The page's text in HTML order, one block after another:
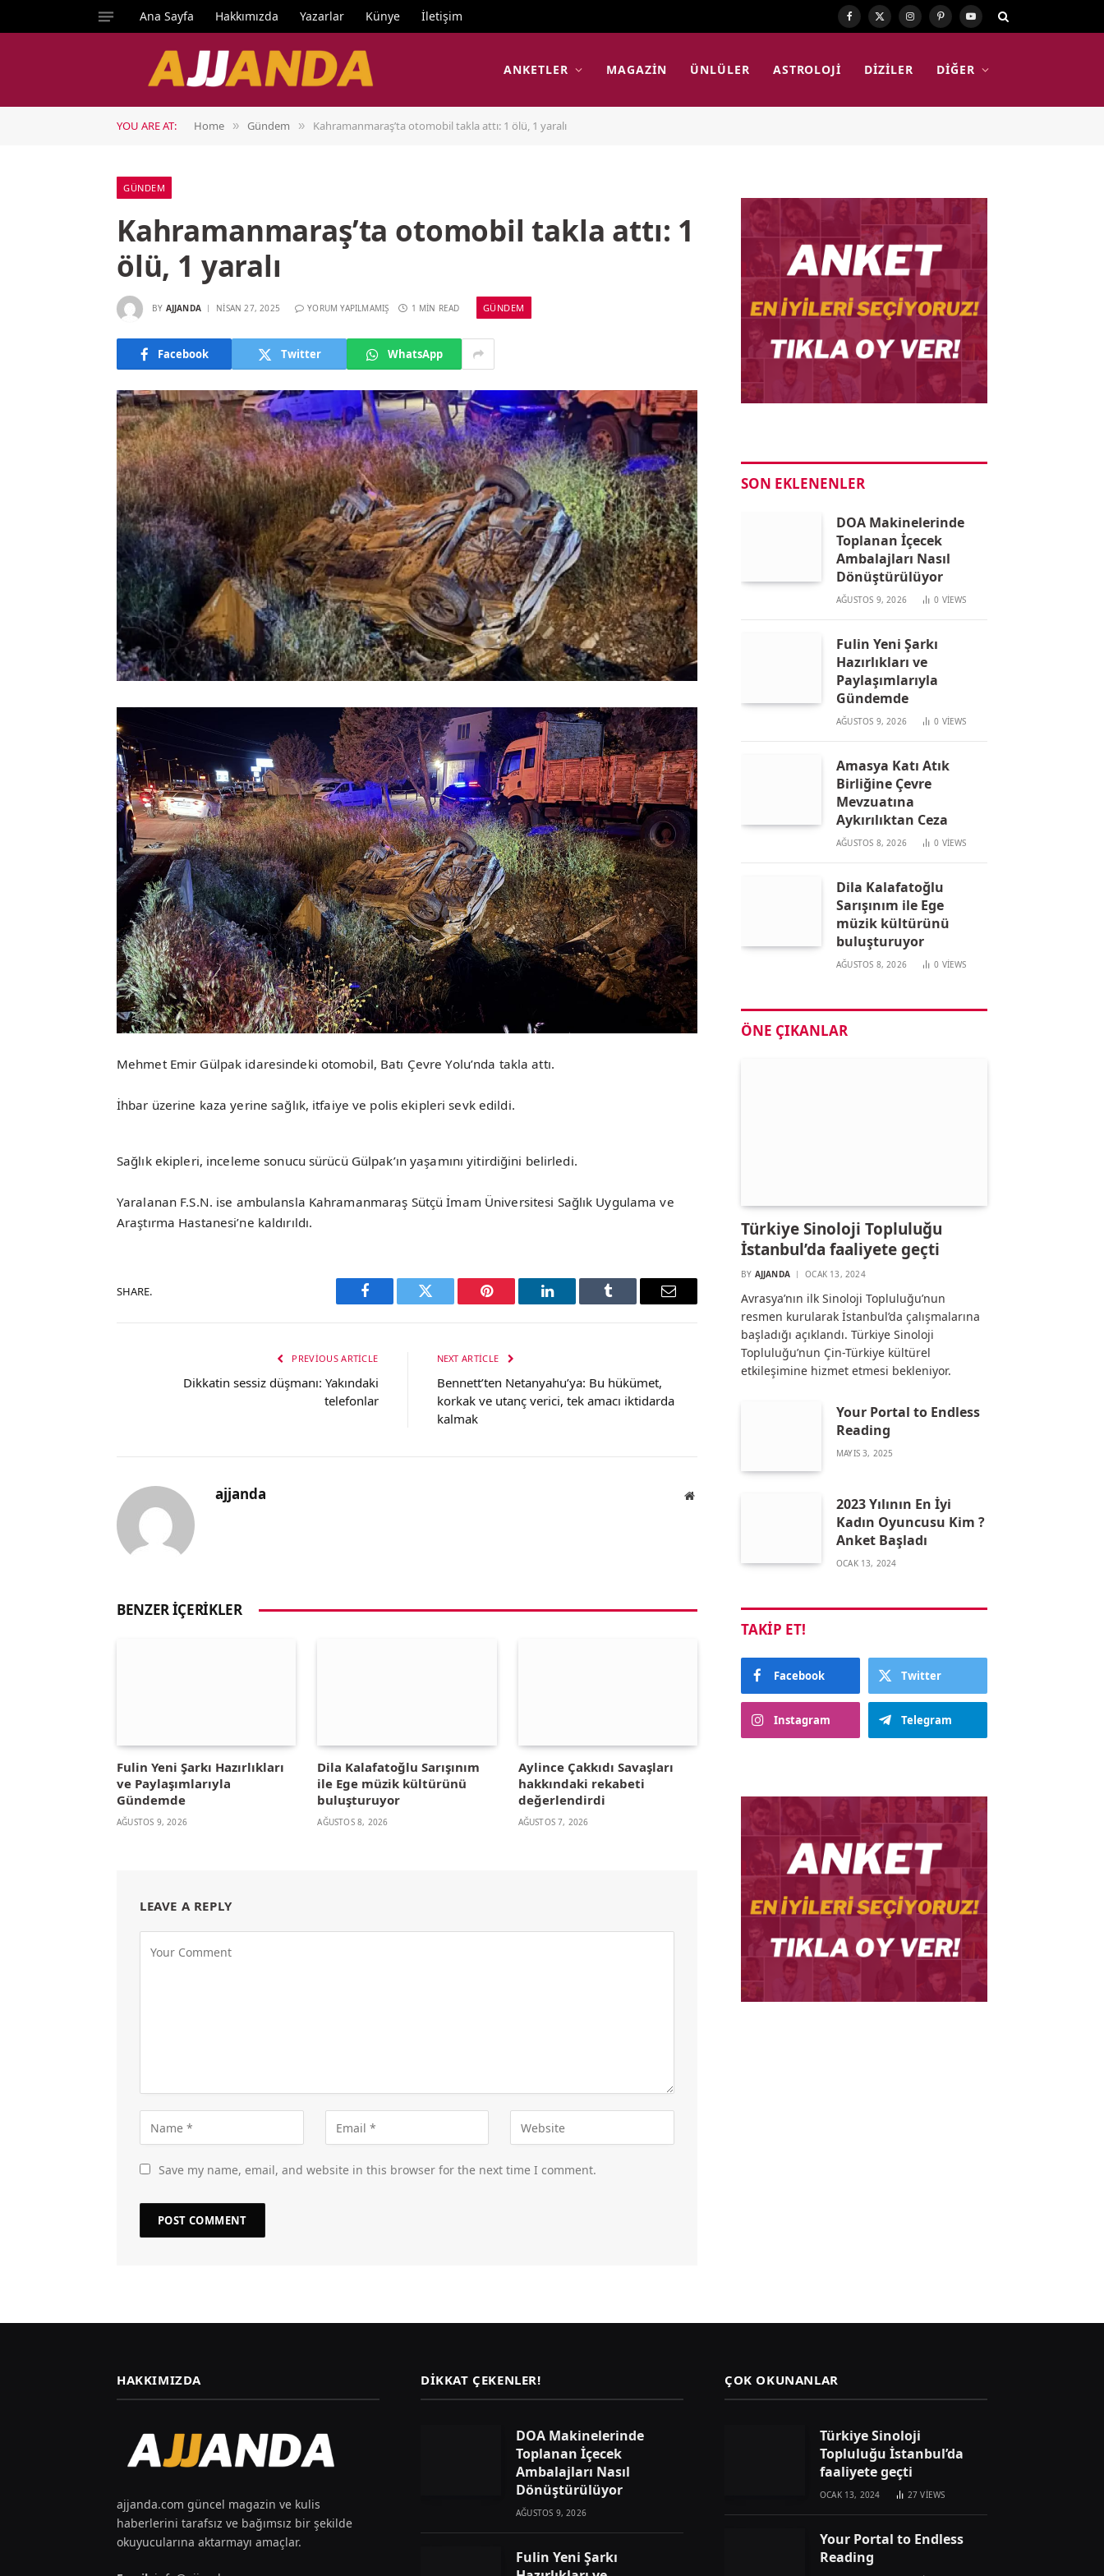
Ana Sayfa Hakkımızda Yazarlar Künye İletişim Facebook
X
Instagram
PinterestYouTube
ANKETLER MAGAZIN ÜNLÜLER ASTROLOJI DIZILER DIĞER
YOU ARE AT: Home » Gündem » Kahramanmaraş’ta otomobil takla attı: 1 ölü, 1 yaralı
GÜNDEM
Kahramanmaraş’ta otomobil takla attı: 1
ölü, 1 yaralı
BY AJJANDA NISAN 27, 2025 YORUM YAPILMAMIŞ 1 MIN READ GÜNDEM
Facebook Twitter WhatsApp
Mehmet Emir Gülpak idaresindeki otomobil, Batı Çevre Yolu’nda takla attı.
İhbar üzerine kaza yerine sağlık, itfaiye ve polis ekipleri sevk edildi.
Sağlık ekipleri, inceleme sonucu sürücü Gülpak’ın yaşamını yitirdiğini belirledi.
Yaralanan F.S.N. ise ambulansla Kahramanmaraş Sütçü İmam Üniversitesi Sağlık Uygulama ve
Araştırma Hastanesi’ne kaldırıldı.
SHARE.
Facebook Twitter Pinterest LinkedIn Tumblr Email
PREVIOUS ARTICLE
Dikkatin sessiz düşmanı: Yakındaki
telefonlar
NEXT ARTICLE
Bennett’ten Netanyahu’ya: Bu hükümet,
korkak ve utanç verici, tek amacı iktidarda
kalmak
ajjanda Website
BENZER İÇERIKLER
Fulin Yeni Şarkı Hazırlıkları
ve Paylaşımlarıyla
Gündemde
AĞUSTOS 9, 2026
Dila Kalafatoğlu Sarışınım
ile Ege müzik kültürünü
buluşturuyor
AĞUSTOS 8, 2026
Aylince Çakkıdı Savaşları
hakkındaki rekabeti
değerlendirdi
AĞUSTOS 7, 2026
LEAVE A REPLY
Save my name, email, and website in this browser for the next time I comment.
SON EKLENENLER
DOA Makinelerinde
Toplanan İçecek
Ambalajları Nasıl
Dönüştürülüyor
AĞUSTOS 9, 2026 0 VIEWS
Fulin Yeni Şarkı
Hazırlıkları ve
Paylaşımlarıyla
Gündemde
AĞUSTOS 9, 2026 0 VIEWS
Amasya Katı Atık
Birliğine Çevre
Mevzuatına
Aykırılıktan Ceza
AĞUSTOS 8, 2026 0 VIEWS
Dila Kalafatoğlu
Sarışınım ile Ege
müzik kültürünü
buluşturuyor
AĞUSTOS 8, 2026 0 VIEWS
ÖNE ÇIKANLAR
Türkiye Sinoloji Topluluğu
İstanbul’da faaliyete geçti
BY AJJANDA OCAK 13, 2024
Avrasya’nın ilk Sinoloji Topluluğu’nun
resmen kurularak İstanbul’da çalışmalarına
başladığı açıklandı. Türkiye Sinoloji
Topluluğu’nun Çin-Türkiye kültürel
etkileşimine hizmet etmesi bekleniyor.
Your Portal to Endless
Reading
MAYIS 3, 2025
2023 Yılının En İyi
Kadın Oyuncusu Kim ?
Anket Başladı
OCAK 13, 2024
TAKIP ET!
Facebook Twitter
Instagram Telegram
HAKKIMIZDA
ajjanda.com güncel magazin ve kulis
haberlerini tarafsız ve bağımsız bir şekilde
okuyucularına aktarmayı amaçlar.
DIKKAT ÇEKENLER!
DOA Makinelerinde
Toplanan İçecek
Ambalajları Nasıl
Dönüştürülüyor
AĞUSTOS 9, 2026
Fulin Yeni Şarkı
ÇOK OKUNANLAR
Türkiye Sinoloji
Topluluğu İstanbul’da
faaliyete geçti
OCAK 13, 2024 27VIEWS
Your Portal to Endless
Reading